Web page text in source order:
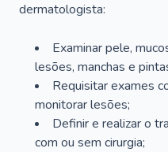
dermatologista:
Examinar pele,
lesões, manchas e
Requisitar exames
monitorar lesões;
Definir e realizar o
com ou sem cirurgia;